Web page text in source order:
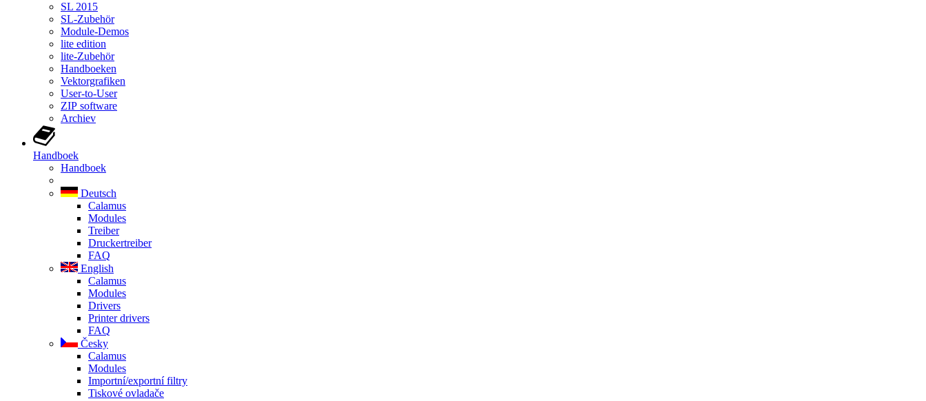
SL 2015
SL-Zubehör
Module-Demos
lite edition
lite-Zubehör
Handboeken
Vektorgrafiken
User-to-User
ZIP software
Archiev
Handboek
Handboek
Deutsch
Calamus
Modules
Treiber
Druckertreiber
FAQ
English
Calamus
Modules
Drivers
Printer drivers
FAQ
Česky
Calamus
Modules
Importní/exportní filtry
Tiskové ovladače